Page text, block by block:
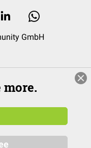
GmbH
more.